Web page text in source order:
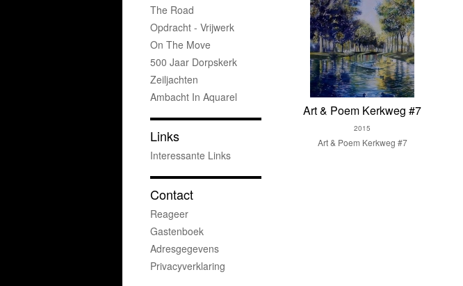
Art & Poem Kerkweg #7
2015
Art & Poem Kerkweg #7
The Road
Opdracht - Vrijwerk
On The Move
500 Jaar Dorpskerk
Zeiljachten
Ambacht In Aquarel
Links
Interessante Links
Contact
Reageer
Gastenboek
Adresgegevens
Privacyverklaring